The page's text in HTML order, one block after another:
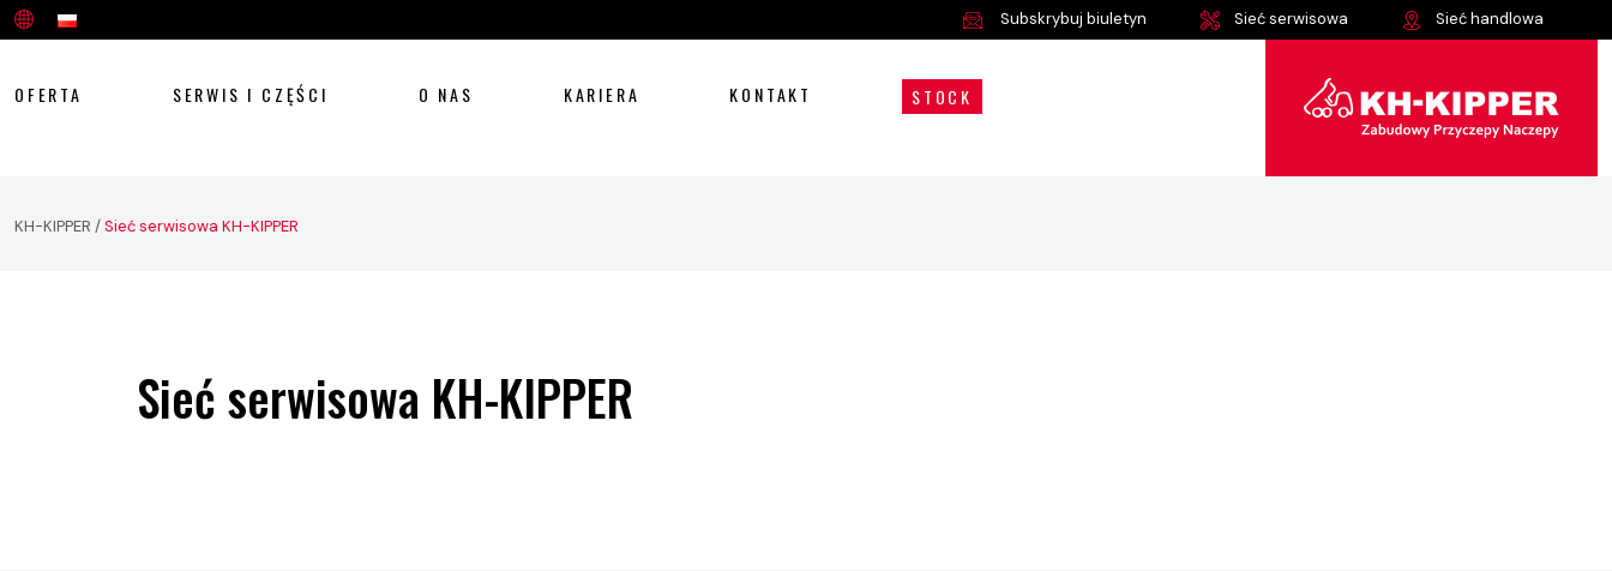
Subskrybuj biuletyn Sieć serwisowa Sieć handlowa
OFERTA SERWIS I CZĘŚCI O NAS KARIERA KONTAKT STOCK
KH-KIPPER /Sieć serwisowa KH-KIPPER
Sieć serwisowa KH-KIPPER